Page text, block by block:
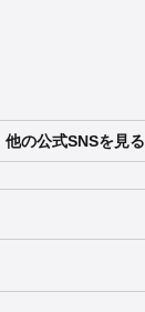
他の公式SNSを見る